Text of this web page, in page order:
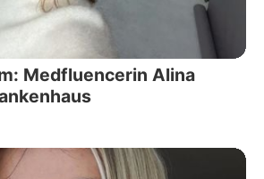
Medfluencerin Alina